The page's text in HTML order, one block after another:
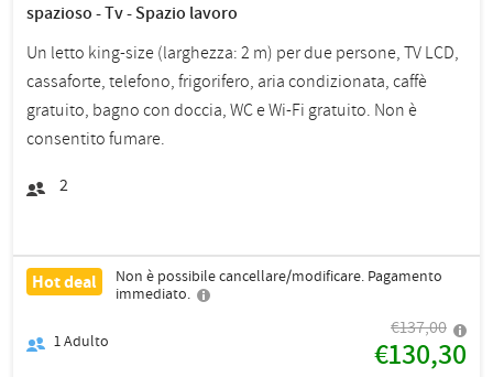
spazioso - Tv - Spazio lavoro
Un letto king-size (larghezza: 2 m) per due persone, TV LCD,
cassaforte, telefono, frigorifero, aria condizionata, caffè
gratuito, bagno con doccia, WC e Wi-Fi gratuito. Non è
consentito fumare.
2
Hot deal
Non è possibile cancellare/modificare. Pagamento
immediato.
1Adulto
€137,00
€130,30